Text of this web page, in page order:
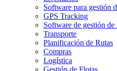
Software para gestión
GPS Tracking
Software de gestión
Transporte
Planificación de Rutas
Compras
Logística
Gestión de Flotas